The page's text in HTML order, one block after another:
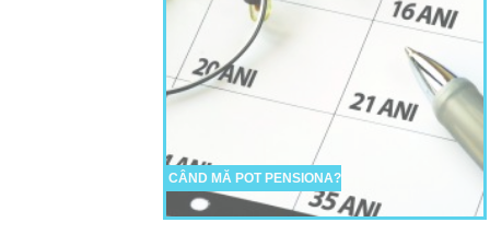
CÂND MĂ POT PENSIONA?